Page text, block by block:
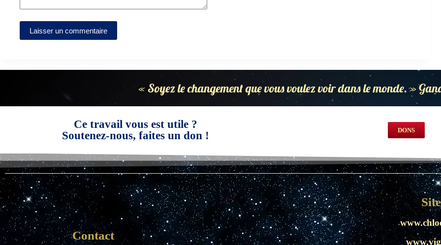
Laisser un commentaire
« Soyez le changement que vous voulez voir dans le monde. »
Ce travail vous est utile ?
Soutenez-nous, faites un don !
DONS
Contact